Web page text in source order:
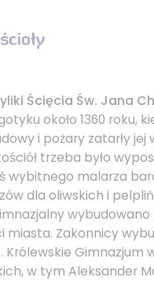
Ścięcia Św. Jana
około 1360 roku,
i pożary zatarły
trzeba było
wybitnego malarza
dla oliwskich i
miasta. Zakonnicy
Królewskie
w tym Aleksander